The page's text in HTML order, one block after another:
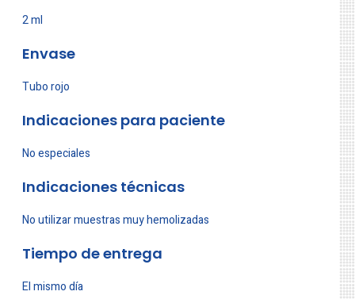
2 ml
Envase
Tubo rojo
Indicaciones para paciente
No especiales
Indicaciones técnicas
No utilizar muestras muy hemolizadas
Tiempo de entrega
El mismo día